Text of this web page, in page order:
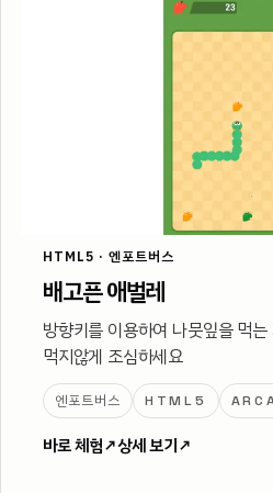
HTML5 · 엔포트버스
배고픈 애벌레
방향키를 이용하여 나뭇잎을 먹
먹지않게 조심하세요
엔포트버스 HTML5
바로 체험↗상세 보기↗